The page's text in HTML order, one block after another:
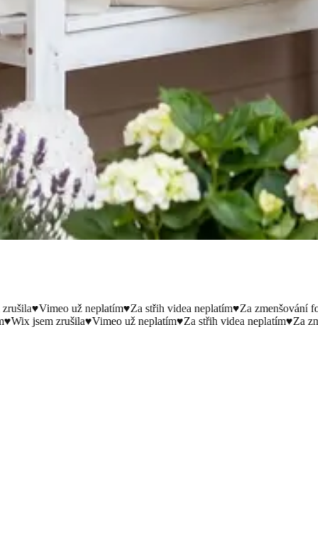
♥Vimeo už neplatím♥Za střih videa neplatím♥Za zmenšování fotek
jsem zrušila♥Vimeo už neplatím♥Za střih videa neplatím♥Za